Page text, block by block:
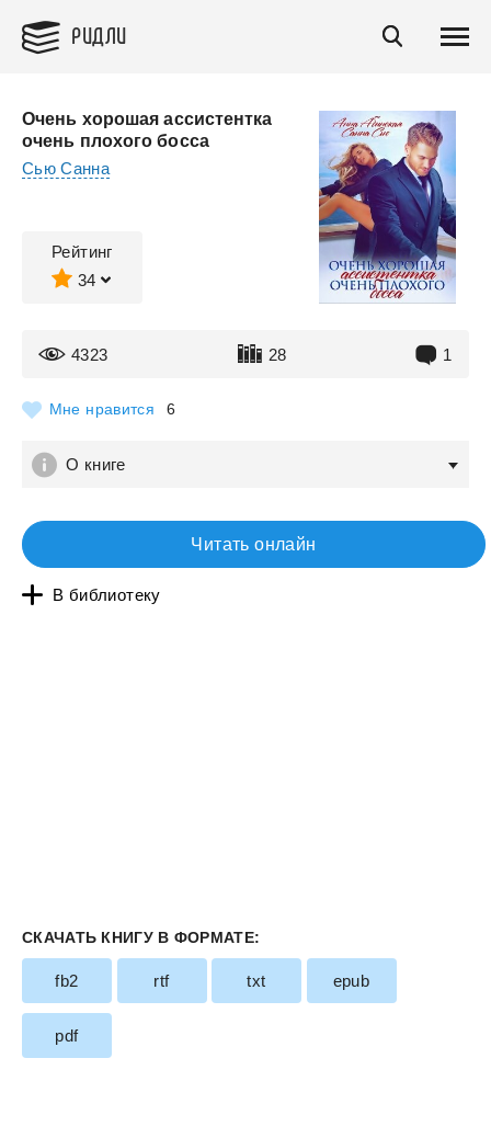
РИДЛИ
Очень хорошая ассистентка
очень плохого босса
Сью Санна
Рейтинг
34
4323 28 1
Мне нравится 6
О книге
Читать онлайн
В библиотеку
СКАЧАТЬ КНИГУ В ФОРМАТЕ:
fb2 rtf txt epub
pdf